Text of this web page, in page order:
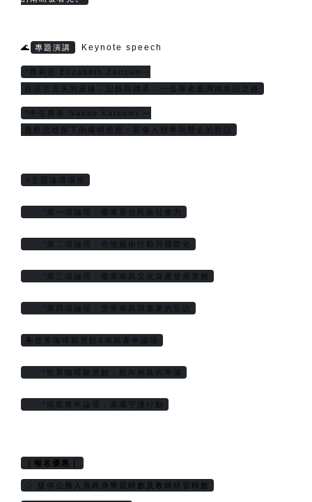
🌊 專題演講 Keynote speech
°齊莉莎 Elizabeth Zeitoun—
在語言流失的邊緣，記錄與傳承：一位學者臺灣南島語之路
°中生勝美 Nakao Katsumi —
鹿野忠雄留下的蘭嶼舊照：影像人類學與歷史的對話
⭐主題論壇場次
°第一場論壇：臺東原住民族社會力
°第二場論壇：在地藝術行動與國際化
°第三場論壇：臺東南島文化資產發展實務
°第四場論壇：世界南島與臺東的互訪
🏝️世界咖啡願景館&南島青年論壇
°世界咖啡願景館：航向南島的準備
°南島青年論壇：家園守護行動
｜報名優惠｜
◇ 提供公務人員終身學習時數及教師研習時數